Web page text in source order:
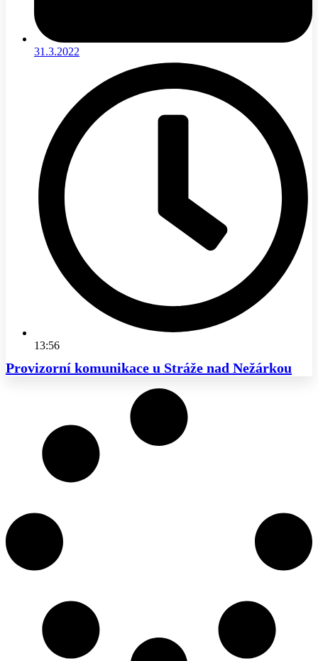
31.3.2022
13:56
Provizorní komunikace u Stráže nad Nežárkou